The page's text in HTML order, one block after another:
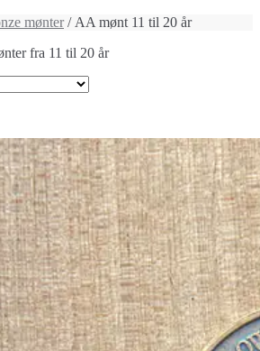
mønter/ AA mønt 11 til 20 år
fra 11 til 20 år